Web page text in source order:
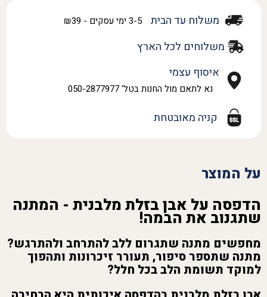
משלוח עד הבית 3-5 ימי עסקים - ₪39
משלוחים לכל הארץ
איסוף עצמי
נא לתאם מול החנות בטל' 050-2877977
קניה מאובטחת
על המוצר
הדפסה על אבן בזלת מלבנית - המתנה
שתגנוב את הבמה!
מחפשים מתנה שתגרום ללב להתרחב ולהתרגש?
מתנה שתספר סיפור, תעורר זיכרונות ותהפוך
למוקד תשומת הלב בכל חלל?